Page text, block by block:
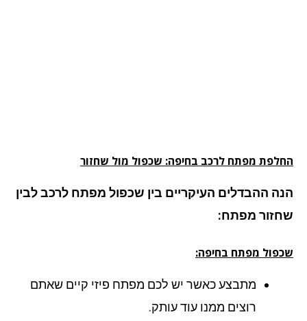
מפתח לרכב בחיפה: שכפול מול שחזור
ההבדלים העיקריים בין שכפול מפתח לרכב לבין
מפתח:
מפתח בחיפה:
מתבצע כאשר יש לכם מפתח פיזי קיים שאתם
רוצים ממנו עוד עותק.